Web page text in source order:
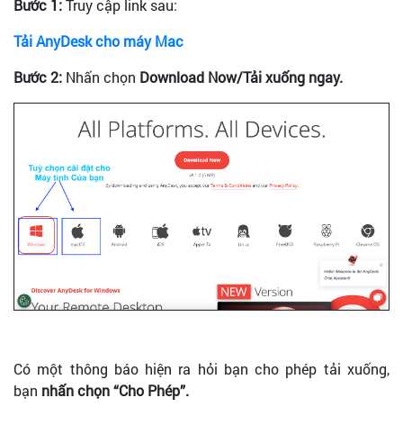
Bước 1:Truy cập link sau:
Tải AnyDesk cho máy Mac
Bước 2: Nhấn chọn Download Now/Tải xuống ngay.
Có một thông báo hiện ra hỏi bạn cho phép tải xuống,
bạn nhấn chọn “Cho Phép”.